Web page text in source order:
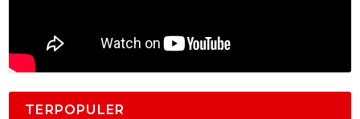
TERPOPULER